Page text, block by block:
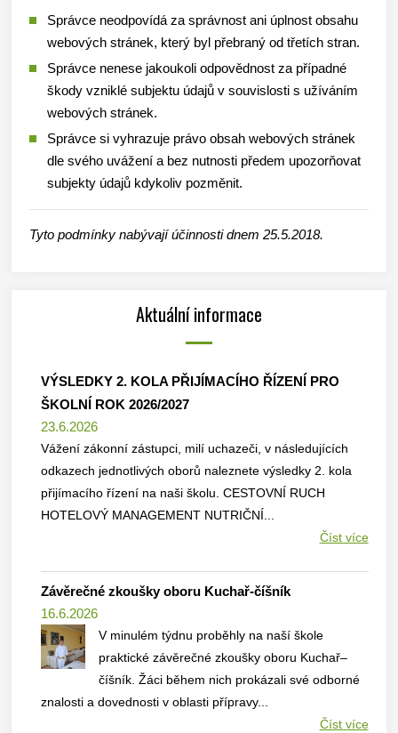
Správce neodpovídá za správnost ani úplnost obsahu
webových stránek, který byl přebraný od třetích stran.
Správce nenese jakoukoli odpovědnost za případné
škody vzniklé subjektu údajů v souvislosti s užíváním
webových stránek.
Správce si vyhrazuje právo obsah webových stránek
dle svého uvážení a bez nutnosti předem upozorňovat
subjekty údajů kdykoliv pozměnit.
Tyto podmínky nabývají účinnosti dnem 25.5.2018.
Aktuální informace
VÝSLEDKY 2. KOLA PŘIJÍMACÍHO ŘÍZENÍ PRO
ŠKOLNÍ ROK 2026/2027
23.6.2026
Vážení zákonní zástupci, milí uchazeči, v následujících
odkazech jednotlivých oborů naleznete výsledky 2. kola
přijímacího řízení na naši školu. CESTOVNÍ RUCH
HOTELOVÝ MANAGEMENT NUTRIČNÍ...
Číst více
Závěrečné zkoušky oboru Kuchař-číšník
16.6.2026
V minulém týdnu proběhly na naší škole
praktické závěrečné zkoušky oboru Kuchař–
číšník. Žáci během nich prokázali své odborné
znalosti a dovednosti v oblasti přípravy...
Číst více